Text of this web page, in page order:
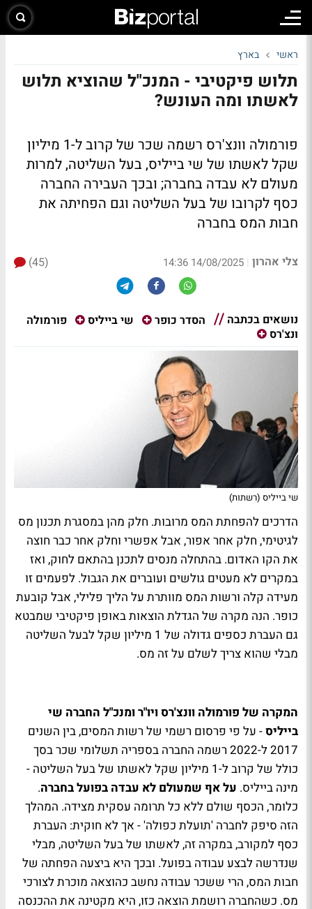
ראשי בארץ
תלוש פיקטיבי - המנכ"ל שהוציא תלוש
לאשתו ומה העונש?
פורמולה וונצ'רס רשמה שכר של קרוב ל-1 מיליון
שקל לאשתו של שי בייליס, בעל השליטה, למרות
מעולם לא עבדה בחברה; ובכך העבירה החברה
כסף לקרובו של בעל השליטה וגם הפחיתה את
חבות המס בחברה
צלי אהרון |
14/08/2025 14:36
(45)
נושאים בכתבה הסדר כופר שי בייליס
פורמולה
ונצ'רס
שי בייליס (רשתות)
הדרכים להפחתת המס מרובות. חלק מהן במסגרת תכנון מס
לגיטימי, חלק אחר אפור, אבל אפשרי וחלק אחר כבר חוצה
את הקו האדום. בהתחלה מנסים לתכנן בהתאם לחוק, ואז
במקרים לא מעטים גולשים ועוברים את הגבול. לפעמים זו
מעידה קלה ורשות המס מוותרת על הליך פלילי, אבל קובעת
כופר. הנה מקרה של הגדלת הוצאות באופן פיקטיבי שמבטא
גם העברת כספים גדולה של 1 מיליון שקל לבעל השליטה
מבלי שהוא צריך לשלם על זה מס.
המקרה של פורמולה וונצ'רס ויו"ר ומנכ"ל החברה שי
בייליס- על פי פרסום רשמי של רשות המסים, בין השנים
2017 ל-2022 רשמה החברה בספריה תשלומי שכר בסך
כולל של קרוב ל-1 מיליון שקל לאשתו של בעל השליטה -
מינה בייליס. על אף שמעולם לא עבדה בפועל בחברה.
כלומר, הכסף שולם ללא כל תרומה עסקית מצידה. המהלך
הזה סיפק לחברה 'תועלת כפולה' - אך לא חוקית: העברת
כסף למקורב, במקרה זה, לאשתו של בעל השליטה, מבלי
שנדרשה לבצע עבודה בפועל. ובכך היא ביצעה הפחתה של
חבות המס, הרי ששכר עבודה נחשב כהוצאה מוכרת לצורכי
מס. כשהחברה רושמת הוצאה כזו, היא מקטינה את ההכנסה